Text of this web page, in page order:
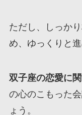
ただし、しっか
め、ゆっくりと進
双子座の恋愛に
の心のこもった
ょう。